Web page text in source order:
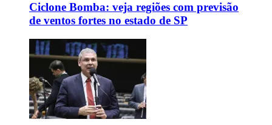
Ciclone Bomba: veja regiões com previsão
de ventos fortes no estado de SP